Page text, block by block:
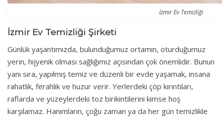
İzmir Ev Temizliği
İzmir Ev Temizliği Şirketi
Günlük yaşantımızda, bulunduğumuz ortamın, oturduğumuz
yerin, hijyenik olması sağlığımız açısından çok önemlidir. Bunun
yanı sıra, yapılmış temiz ve düzenli bir evde yaşamak, insana
rahatlık, ferahlık ve huzur verir. Yerlerdeki çöp kırıntıları,
raflarda ve yüzeylerdeki toz birikintilerini kimse hoş
karşılamaz. Hanımların, çoğu zaman ya da her gün temizlikle